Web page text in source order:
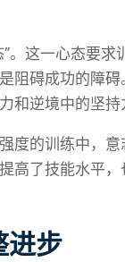
。这一心态要
阻碍成功的障
和逆境中的坚持
度的训练中，
高了技能水平
进步